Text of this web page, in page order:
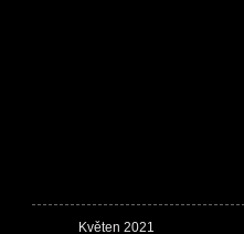
Květen 2021